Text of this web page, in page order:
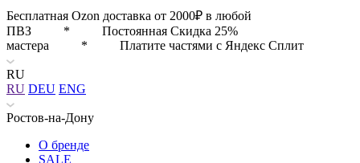
Бесплатная Ozon доставка от 2000₽ в любой
ПВЗ * Постоянная Скидка 25%
мастера * Платите частями с Яндекс Сплит
RU
RU DEU ENG
Ростов-на-Дону
О бренде
SALE